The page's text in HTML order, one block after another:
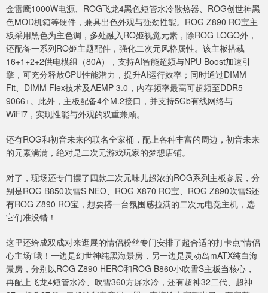
金雷鹰1000W电源、ROG飞龙4黑色短管水冷散热器、ROG创世神黑
色MOD机箱等硬件，兼具出色外观与强劲性能。ROG Z890 RO宝主
板采用黑色为主色调，多处融入RO姬视觉元素，除ROG LOGO外，
还配备一系列RO姬主题配件，强化二次元风格属性。该主板搭载
16+1+2+2供电模组（80A），支持AI智能超频与NPU Boost加速引
擎，可充分释放CPU性能潜力，提升AI运行效率；同时通过DIMM
Fit、DIMM Flex技术及AEMP 3.0，内存频率最高可超频至DDR5-
9066+。此外，主板配备4个M.2接口，并支持5Gb有线网络与
WiFi7，实现性能与外观的双重兼顾。
还有ROG和初音未来的联名全家桶，配上各种丰富的周边，初音未来
的元素满满，绝对是二次元游戏玩家的梦想店铺。
对了，现场还专门摆了四款二次元味儿超浓的ROG系列主板参展，分
别是ROG B850吹雪S NEO、ROG X870 RO宝、ROG Z890吹雪S还
有ROG Z890 RO宝，想要搭一台氛围感拉满的二次元电竞主机，选
它们准没错！
这里还给成双成对来逛展的情侣粉丝专门安排了超合适的打卡点“情侣
心主场”哦！一边是幻世神纯黑海景房，另一边是灵动岛mATX纯白海
景房，分别以ROG Z890 HERO和ROG B860小吹雪S主板当核心，
再配上飞龙4短管水冷、吹雪360方屏水冷，还有超神32二代、超神